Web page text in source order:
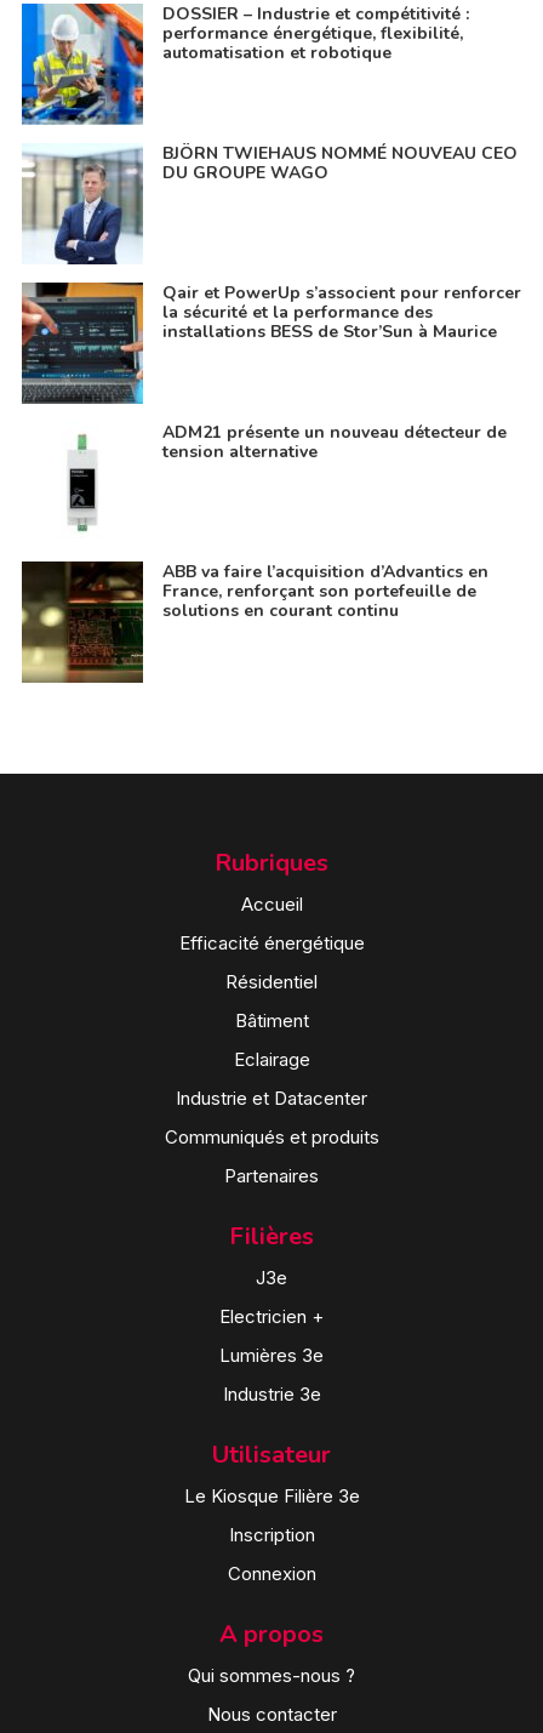
DOSSIER – Industrie et compétitivité :
performance énergétique, flexibilité,
automatisation et robotique
BJÖRN TWIEHAUS NOMMÉ NOUVEAU CEO
DU GROUPE WAGO
Qair et PowerUp s’associent pour renforcer
la sécurité et la performance des
installations BESS de Stor’Sun à Maurice
ADM21 présente un nouveau détecteur de
tension alternative
ABB va faire l’acquisition d’Advantics en
France, renforçant son portefeuille de
solutions en courant continu
Rubriques
Accueil
Efficacité énergétique
Résidentiel
Bâtiment
Eclairage
Industrie et Datacenter
Communiqués et produits
Partenaires
Filières
J3e
Electricien +
Lumières 3e
Industrie 3e
Utilisateur
Le Kiosque Filière 3e
Inscription
Connexion
A propos
Qui sommes-nous ?
Nous contacter